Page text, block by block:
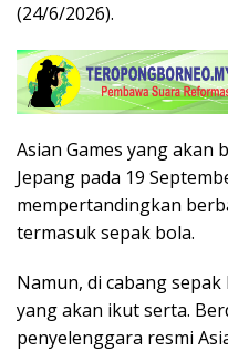
(24/6/2026).
Asian Games yang akan
Jepang pada 19
mempertandingkan
termasuk sepak bola.
Namun, di cabang
yang akan ikut serta.
penyelenggara resmi